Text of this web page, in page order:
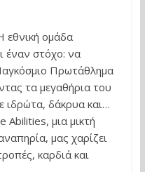
εθνική ομάδα
έναν στόχο: να
Πρωτάθλημα
τα μεγαθήρια του
ιδρώτα, δάκρυα και…
μια μικτή
μας χαρίζει
καρδιά και